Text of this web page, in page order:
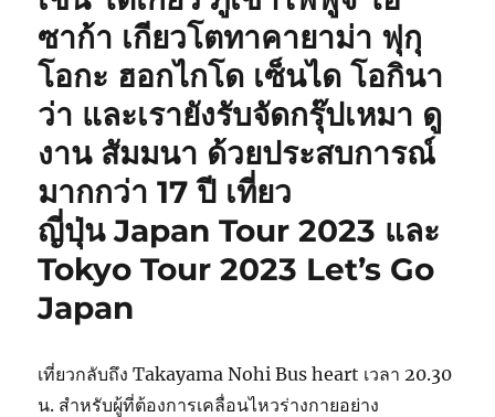
ซาก้า เกียวโตทาคายาม่า ฟุกุ
โอกะ ฮอกไกโด เซ็นได โอกินา
ว่า และเรายังรับจัดกรุ๊ปเหมา ดู
งาน สัมมนา ด้วยประสบการณ์
มากกว่า 17 ปี เที่ยว
ญี่ปุ่น Japan Tour 2023 และ
Tokyo Tour 2023 Let’s Go
Japan
เที่ยวกลับถึง Takayama Nohi Bus heart เวลา 20.30
น. สำหรับผู้ที่ต้องการเคลื่อนไหวร่างกายอย่าง